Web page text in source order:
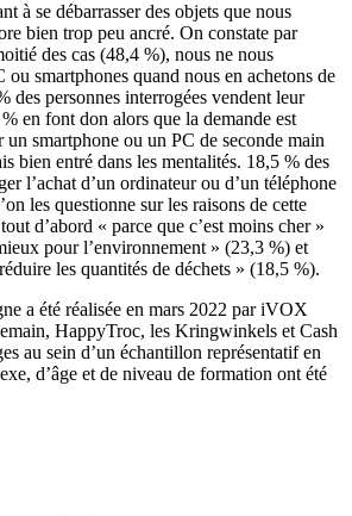
à se débarrasser des objets que nous
bien trop peu ancré. On constate par
des cas (48,4 %), nous ne nous
ou smartphones quand nous en achetons de
des personnes interrogées vendent leur
en font don alors que la demande est
smartphone ou un PC de seconde main
bien entré dans les mentalités. 18,5 % des
l’achat d’un ordinateur ou d’un téléphone
les questionne sur les raisons de cette
d’abord « parce que c’est moins cher »
pour l’environnement » (23,3 %) et
les quantités de déchets » (18,5 %).
a été réalisée en mars 2022 par iVOX
HappyTroc, les Kringwinkels et Cash
au sein d’un échantillon représentatif en
d’âge et de niveau de formation ont été